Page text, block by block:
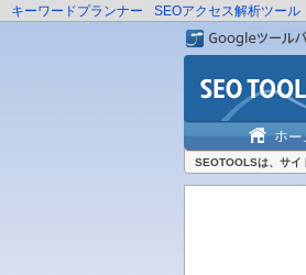
キーワードプランナー SEOアクセス解析ツール
SEOTOOLSは、サイ